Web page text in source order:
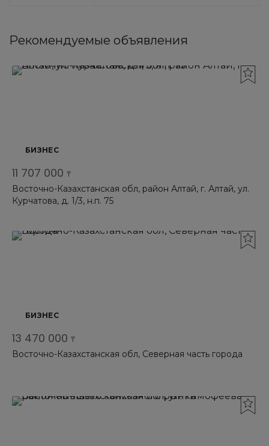
Рекомендуемые объявления
БИЗНЕС
11 707 000 ₸
Восточно-Казахстанская обл, район Алтай, г. Алтай, ул.
Курчатова, д. 1/3, н.п. 75
БИЗНЕС
13 470 000 ₸
Восточно-Казахстанская обл, Северная часть города